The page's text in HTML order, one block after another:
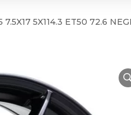
7.5X17 5X114.3 ET50 72.6